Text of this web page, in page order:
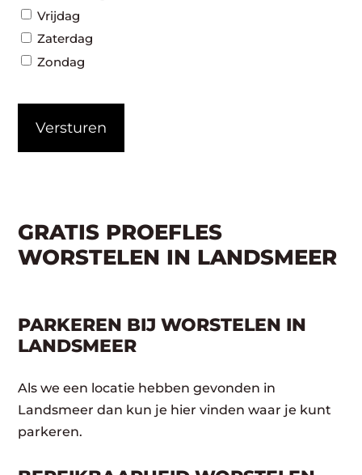
Vrijdag
Zaterdag
Zondag
GRATIS PROEFLES
WORSTELEN IN LANDSMEER
PARKEREN BIJ WORSTELEN IN
LANDSMEER
Als we een locatie hebben gevonden in
Landsmeer dan kun je hier vinden waar je kunt
parkeren.